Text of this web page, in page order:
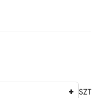
SZT